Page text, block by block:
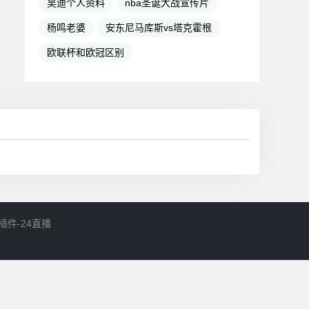
吴迪个人资料 nba圣诞大战宣传片
杨鸣老婆 安东尼马库斯vs塔克霍根
欧联杯和欧冠区别
件-24直播